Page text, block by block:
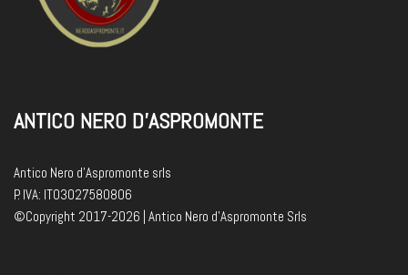
ANTICO NERO D'ASPROMONTE
Antico Nero d'Aspromonte srls
P. IVA: IT03027580806
©Copyright 2017-2026 | Antico Nero d’Aspromonte Srls